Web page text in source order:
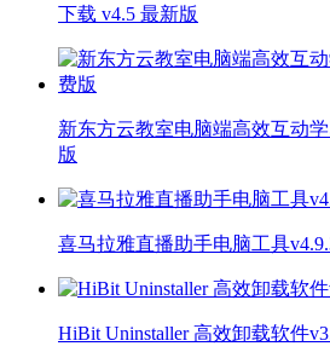
下载 v4.5 最新版
新东方云教室电脑端高效互动
版
喜马拉雅直播助手电脑工具
HiBit Uninstaller 高效卸载软件